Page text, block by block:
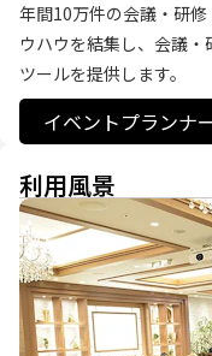
年間10万件の会議・研
ウハウを結集し、会議
ツールを提供します。
イベントプラン
利用風景